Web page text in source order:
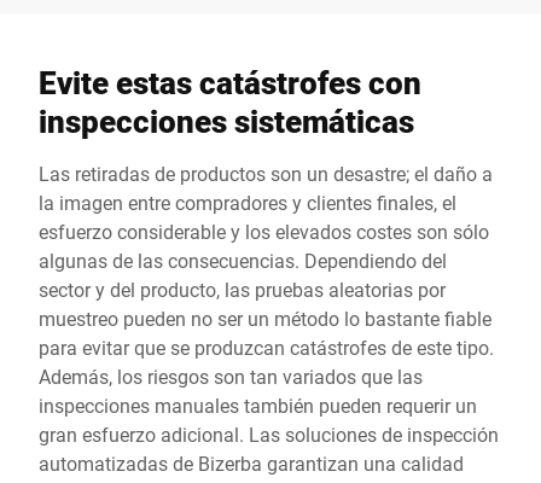
Evite estas catástrofes con
inspecciones sistemáticas
Las retiradas de productos son un desastre; el daño a
la imagen entre compradores y clientes finales, el
esfuerzo considerable y los elevados costes son sólo
algunas de las consecuencias. Dependiendo del
sector y del producto, las pruebas aleatorias por
muestreo pueden no ser un método lo bastante fiable
para evitar que se produzcan catástrofes de este tipo.
Además, los riesgos son tan variados que las
inspecciones manuales también pueden requerir un
gran esfuerzo adicional. Las soluciones de inspección
automatizadas de Bizerba garantizan una calidad